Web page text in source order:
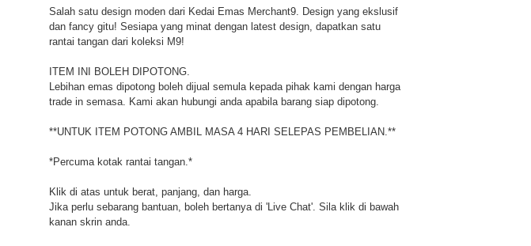
Salah satu design moden dari Kedai Emas Merchant9. Design yang ekslusif
dan fancy gitu! Sesiapa yang minat dengan latest design, dapatkan satu
rantai tangan dari koleksi M9!
ITEM INI BOLEH DIPOTONG.
Lebihan emas dipotong boleh dijual semula kepada pihak kami dengan harga
trade in semasa. Kami akan hubungi anda apabila barang siap dipotong.
**UNTUK ITEM POTONG AMBIL MASA 4 HARI SELEPAS PEMBELIAN.**
*Percuma kotak rantai tangan.*
Klik di atas untuk berat, panjang, dan harga.
Jika perlu sebarang bantuan, boleh bertanya di 'Live Chat'. Sila klik di bawah
kanan skrin anda.